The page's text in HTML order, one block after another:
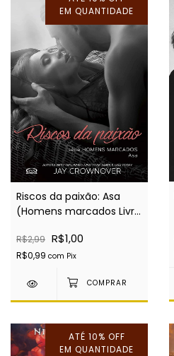
EM QUANTIDADE
Riscos da paixão: Asa
(Homens marcados Livro
R$2,99 R$1,00
R$0,99 com Pix
ATÉ 10% OFF
EM QUANTIDADE